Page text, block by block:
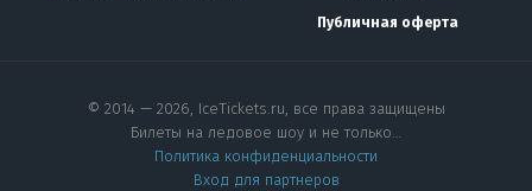
Публичная оферта
© 2014 — 2026, IceTickets.ru, все права защищены
Билеты на ледовое шоу и не только…
Политика конфиденциальности
Вход для партнеров